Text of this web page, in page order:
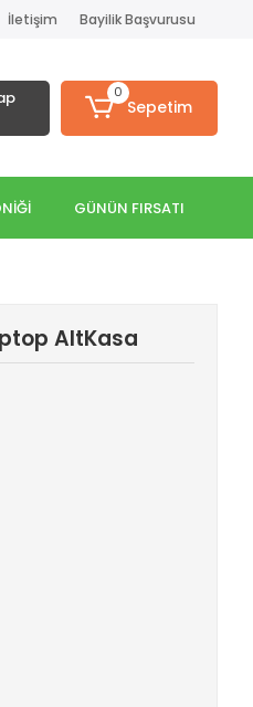
İletişim Bayilik Başvurusu
0
Sepetim
GÜNÜN FIRSATI
AltKasa